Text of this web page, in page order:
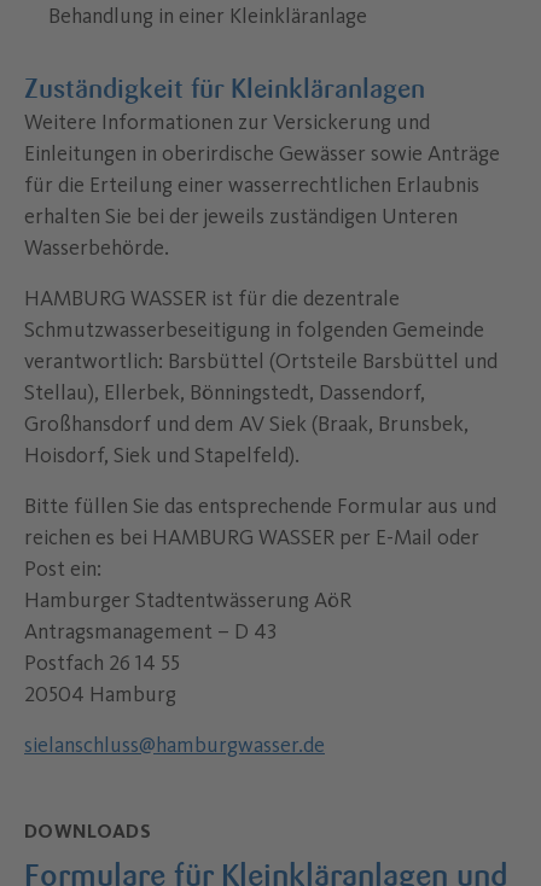
Behandlung in einer Kleinkläranlage
Zuständigkeit für Kleinkläranlagen
Weitere Informationen zur Versickerung und
Einleitungen in oberirdische Gewässer sowie Anträge
für die Erteilung einer wasserrechtlichen Erlaubnis
erhalten Sie bei der jeweils zuständigen Unteren
Wasserbehörde.
HAMBURG WASSER ist für die dezentrale
Schmutzwasserbeseitigung in folgenden Gemeinde
verantwortlich: Barsbüttel (Ortsteile Barsbüttel und
Stellau), Ellerbek, Bönningstedt, Dassendorf,
Großhansdorf und dem AV Siek (Braak, Brunsbek,
Hoisdorf, Siek und Stapelfeld).
Bitte füllen Sie das entsprechende Formular aus und
reichen es bei HAMBURG WASSER per E-Mail oder
Post ein:
Hamburger Stadtentwässerung AöR
Antragsmanagement – D 43
Postfach 26 14 55
20504 Hamburg
sielanschluss@hamburgwasser.de
Formulare für Kleinkläranlagen und
DOWNLOADS